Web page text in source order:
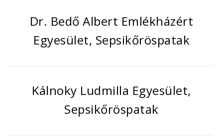
Dr. Bedő Albert Emlékházért
Egyesület, Sepsikőröspatak
Kálnoky Ludmilla Egyesület,
Sepsikőröspatak